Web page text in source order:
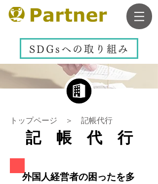
SDGsへの取り組み
​トップページ ＞ 記帳代行
記 帳 代 行
外国人経営者の困ったを多